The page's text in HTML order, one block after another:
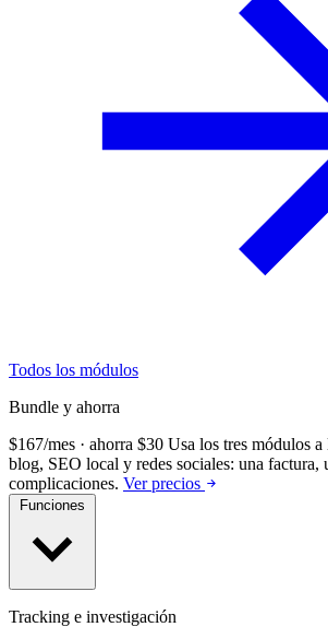
Todos los módulos
Bundle y ahorra
$167/mes · ahorra $30 Usa los tres módulos a
blog, SEO local y redes sociales: una factura,
complicaciones. Ver precios
Tracking e investigación